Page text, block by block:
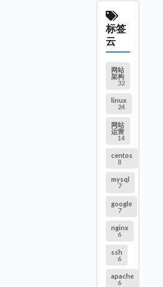
标签
云
网站
架构
32
linux
24
网站
运营
14
centos
8
mysql
7
google
7
nginx
6
ssh
6
apache
6